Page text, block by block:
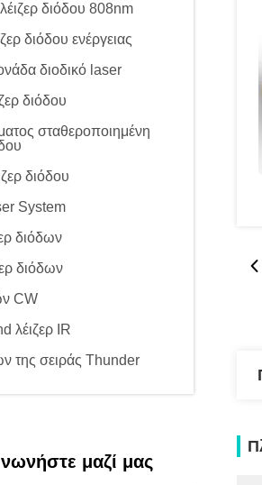
διόδου 808nm
διόδου ενέργειας
διοδικό laser
διόδου
σταθεροποιημένη
διόδου
System
διόδων
διόδων
CW
λέιζερ IR
της σειράς Thunder
μαζί μας